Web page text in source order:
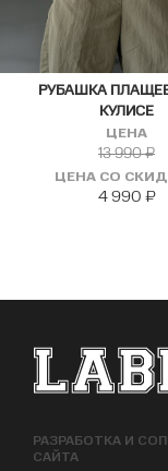
РУБАШКА
КУЛИСЕ
ЦЕНА
13 990₽
ЦЕНА СО
4 990 ₽
ФУТЕР
РАЗРАБОТКА И
САЙТА